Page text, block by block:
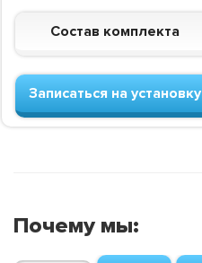
Состав комплекта
Записаться на установку
Почему мы: